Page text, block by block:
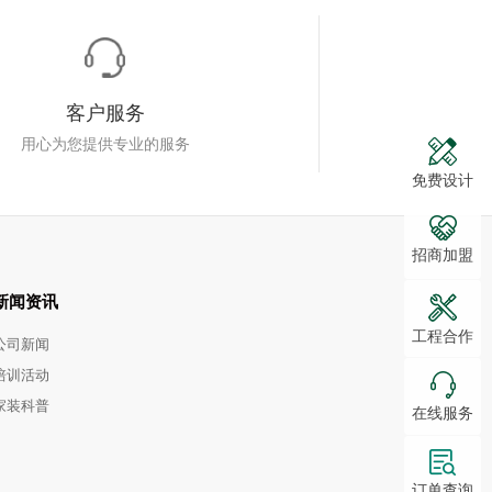
客户服务
用心为您提供专业的服务
闻资讯
司新闻
训活动
装科普
免费设计
招商加盟
工程合作
在线服务